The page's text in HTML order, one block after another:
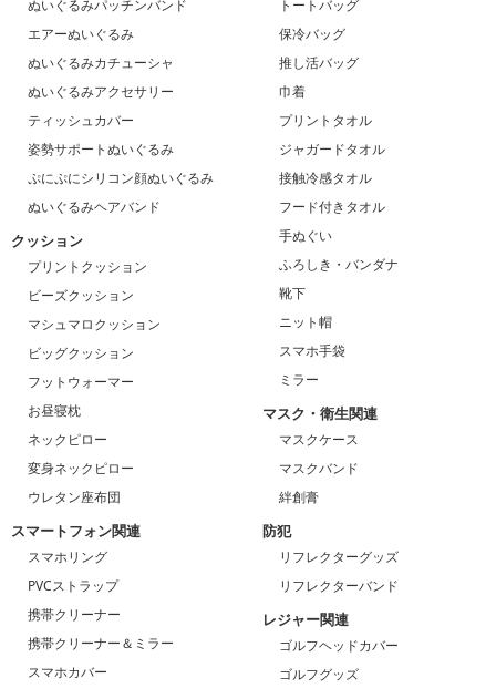
ぬいぐるみパッチンバンド
エアーぬいぐるみ
ぬいぐるみカチューシャ
ぬいぐるみアクセサリー
ティッシュカバー
姿勢サポートぬいぐるみ
ぷにぷにシリコン顔ぬいぐるみ
ぬいぐるみヘアバンド
クッション
プリントクッション
ビーズクッション
マシュマロクッション
ビッグクッション
フットウォーマー
お昼寝枕
ネックピロー
変身ネックピロー
ウレタン座布団
スマートフォン関連
スマホリング
PVCストラップ
携帯クリーナー
携帯クリーナー＆ミラー
スマホカバー
トートバッグ
保冷バッグ
推し活バッグ
巾着
プリントタオル
ジャガードタオル
接触冷感タオル
フード付きタオル
手ぬぐい
ふろしき・バンダナ
靴下
ニット帽
スマホ手袋
ミラー
マスク・衛生関連
マスクケース
マスクバンド
絆創膏
防犯
リフレクターグッズ
リフレクターバンド
レジャー関連
ゴルフヘッドカバー
ゴルフグッズ